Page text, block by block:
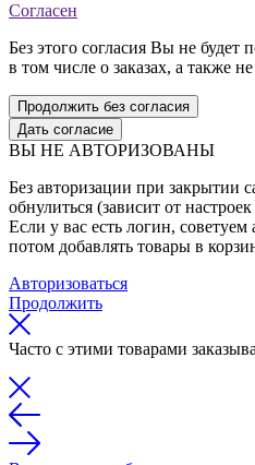
Согласен
Без этого согласия Вы не будет
в том числе о заказах, а также
Продолжить без согласия
Дать согласие
ВЫ НЕ АВТОРИЗОВАНЫ
Без авторизации при закрытии
обнулиться (зависит от
Если у вас есть логин, советуем
потом добавлять товары в
Авторизоваться
Продолжить
Часто с этими товарами